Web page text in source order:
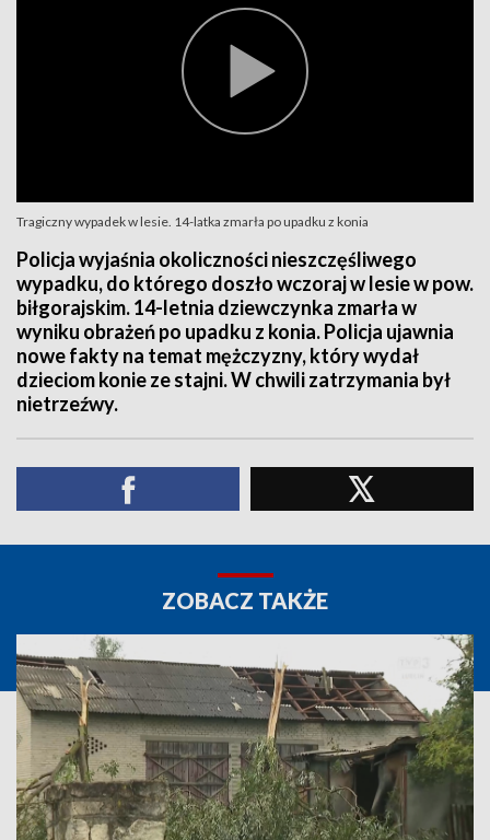
Tragiczny wypadek w lesie. 14-latka zmarła po upadku z konia
Policja wyjaśnia okoliczności nieszczęśliwego
wypadku, do którego doszło wczoraj w lesie w pow.
biłgorajskim. 14-letnia dziewczynka zmarła w
wyniku obrażeń po upadku z konia. Policja ujawnia
nowe fakty na temat mężczyzny, który wydał
dzieciom konie ze stajni. W chwili zatrzymania był
nietrzeźwy.
ZOBACZ TAKŻE